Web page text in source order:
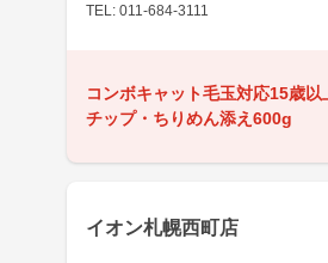
TEL: 011-684-3111
コンボキャット毛玉対応15歳
チップ・ちりめん添え600g
イオン札幌西町店